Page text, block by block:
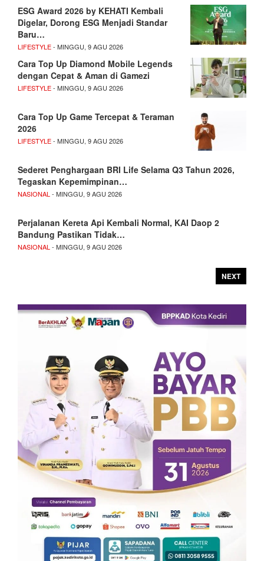
ESG Award 2026 by KEHATI Kembali
Digelar, Dorong ESG Menjadi Standar
Baru…
LIFESTYLE- MINGGU, 9 AGU 2026
Cara Top Up Diamond Mobile Legends
dengan Cepat & Aman di Gamezi
LIFESTYLE- MINGGU, 9 AGU 2026
Cara Top Up Game Tercepat & Teraman
2026
LIFESTYLE- MINGGU, 9 AGU 2026
Sederet Penghargaan BRI Life Selama Q3 Tahun 2026,
Tegaskan Kepemimpinan…
NASIONAL- MINGGU, 9 AGU 2026
Perjalanan Kereta Api Kembali Normal, KAI Daop 2
Bandung Pastikan Tidak…
NASIONAL- MINGGU, 9 AGU 2026
NEXT